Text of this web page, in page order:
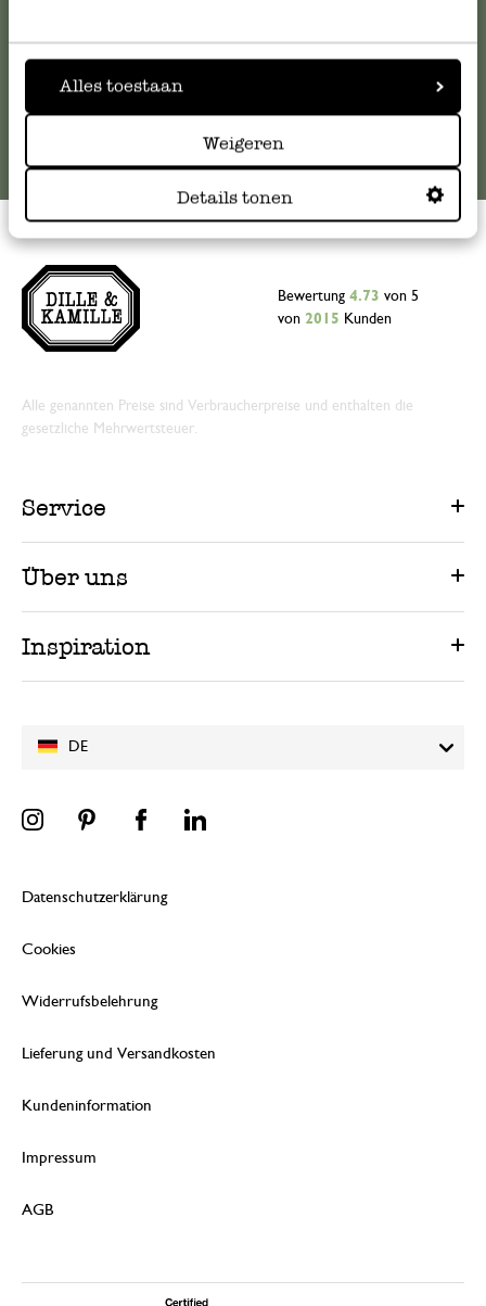
Alles toestaan
Weigeren
Details tonen
Online-Kundenservice
DE
Bewertung 4.73 von 5
von 2015 Kunden
Alle genannten Preise sind Verbraucherpreise und enthalten die
gesetzliche Mehrwertsteuer.
Service
Über uns
Inspiration
Datenschutzerklärung
Cookies
Widerrufsbelehrung
Lieferung und Versandkosten
Kundeninformation
Impressum
AGB